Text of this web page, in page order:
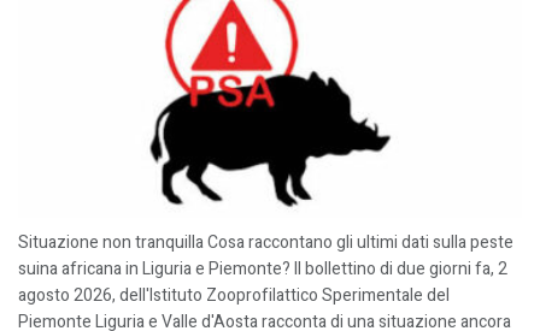
Situazione non tranquilla Cosa raccontano gli ultimi dati sulla peste
suina africana in Liguria e Piemonte? Il bollettino di due giorni fa, 2
agosto 2026, dell'Istituto Zooprofilattico Sperimentale del
Piemonte Liguria e Valle d'Aosta racconta di una situazione ancora